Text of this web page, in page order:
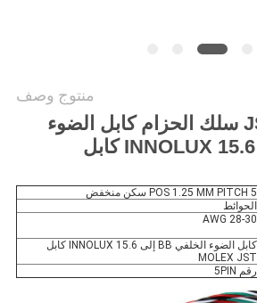
منتوج وصف
JST PAP-04V-S سلك الحزام كابل الضوء
5 POS 1.25 MM PITCH سكن منخفض
الحوائط
28-30 AWG
كابل الضوء الخلفي BB إلى INNOLUX 15.6 كابل
MOLEX JST
رقم 5PIN